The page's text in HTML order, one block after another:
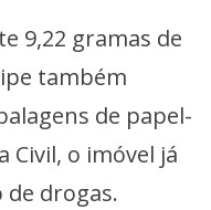
9,22 gramas de
também
de papel-
Civil, o imóvel já
drogas.